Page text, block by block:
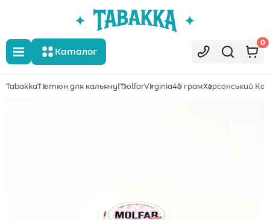
Каталог
0
TabakkaТютюн для кальянуMolfarVirginia40 грамХерсонський